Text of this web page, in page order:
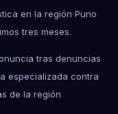
en la región Puno
tres meses.
tras denuncias
especializada contra
de la región